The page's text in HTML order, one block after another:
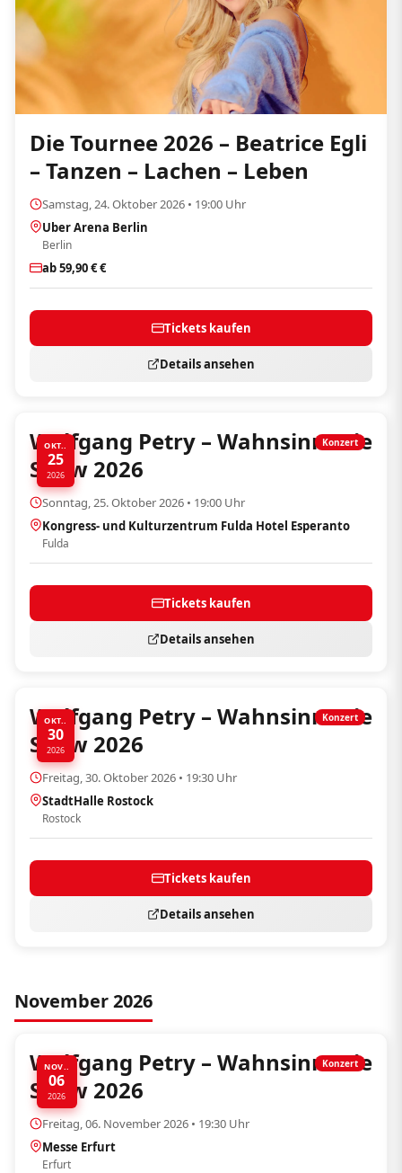
Die Tournee 2026 – Beatrice Egli
– Tanzen – Lachen – Leben
Samstag, 24. Oktober 2026 • 19:00 Uhr
Uber Arena Berlin
Berlin
ab 59,90 € €
Tickets kaufen
Details ansehen
OKT..
25
2026
Konzert
Wolfgang Petry – Wahnsinn! Die
Show 2026
Sonntag, 25. Oktober 2026 • 19:00 Uhr
Kongress- und Kulturzentrum Fulda Hotel Esperanto
Fulda
Tickets kaufen
Details ansehen
OKT..
30
2026
Konzert
Wolfgang Petry – Wahnsinn! Die
Show 2026
Freitag, 30. Oktober 2026 • 19:30 Uhr
StadtHalle Rostock
Rostock
Tickets kaufen
Details ansehen
November 2026
NOV..
06
2026
Konzert
Wolfgang Petry – Wahnsinn! Die
Show 2026
Freitag, 06. November 2026 • 19:30 Uhr
Messe Erfurt
Erfurt